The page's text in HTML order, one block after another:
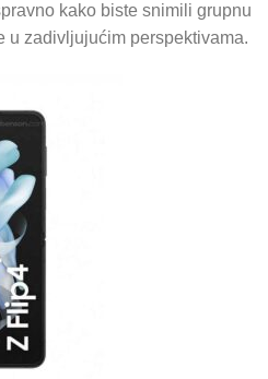
kako biste snimili grupnu
u zadivljujućim perspektivama.